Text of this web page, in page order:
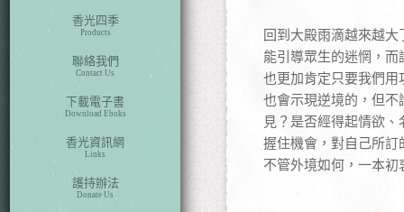
香光四季
Products
聯絡我們
Contact Us
下載電子書
Download Eboks
香光資訊網
Links
護持辦法
Donate Us
回到大殿雨滴越來越
能引導眾生的迷惘，
也更加肯定只要我們
也會示現逆境的，但
見？是否經得起情欲
握住機會，對自己所
不管外境如何，一本初